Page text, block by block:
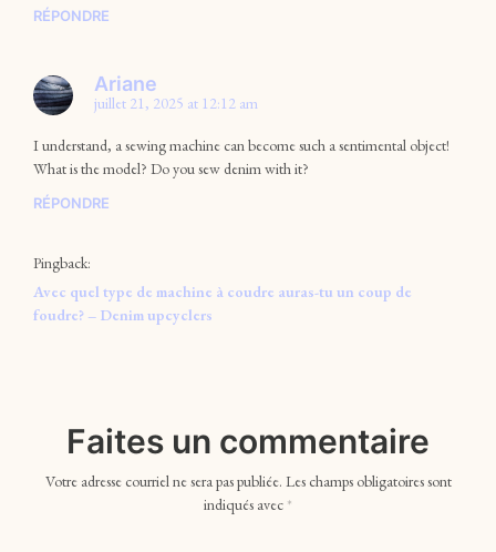
RÉPONDRE
Ariane
juillet 21, 2025 at 12:12 am
I understand, a sewing machine can become such a sentimental object!
What is the model? Do you sew denim with it?
RÉPONDRE
Pingback:
Avec quel type de machine à coudre auras-tu un coup de
foudre? – Denim upcyclers
Faites un commentaire
Votre adresse courriel ne sera pas publiée. Les champs obligatoires sont
indiqués avec *